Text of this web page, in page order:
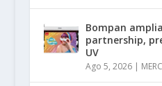
Bompan
partnership,
UV
Ago 5, 2026|